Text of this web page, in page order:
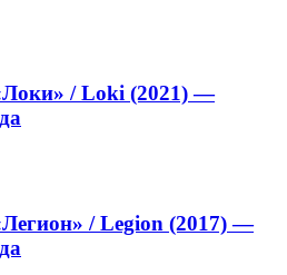
/ Loki (2021) —
/ Legion (2017) —